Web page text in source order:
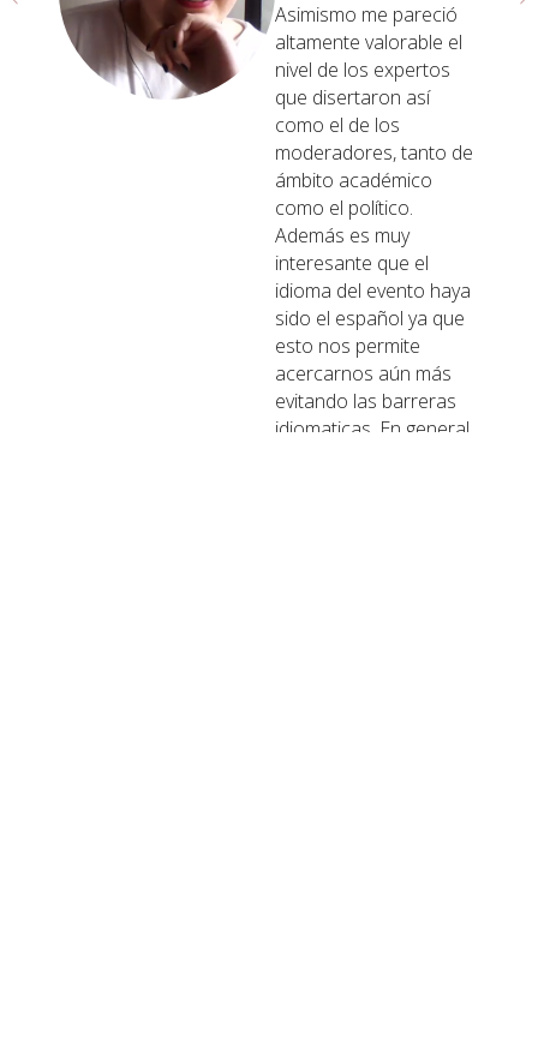
Asimismo me pareció
altamente valorable el
nivel de los expertos
que disertaron así